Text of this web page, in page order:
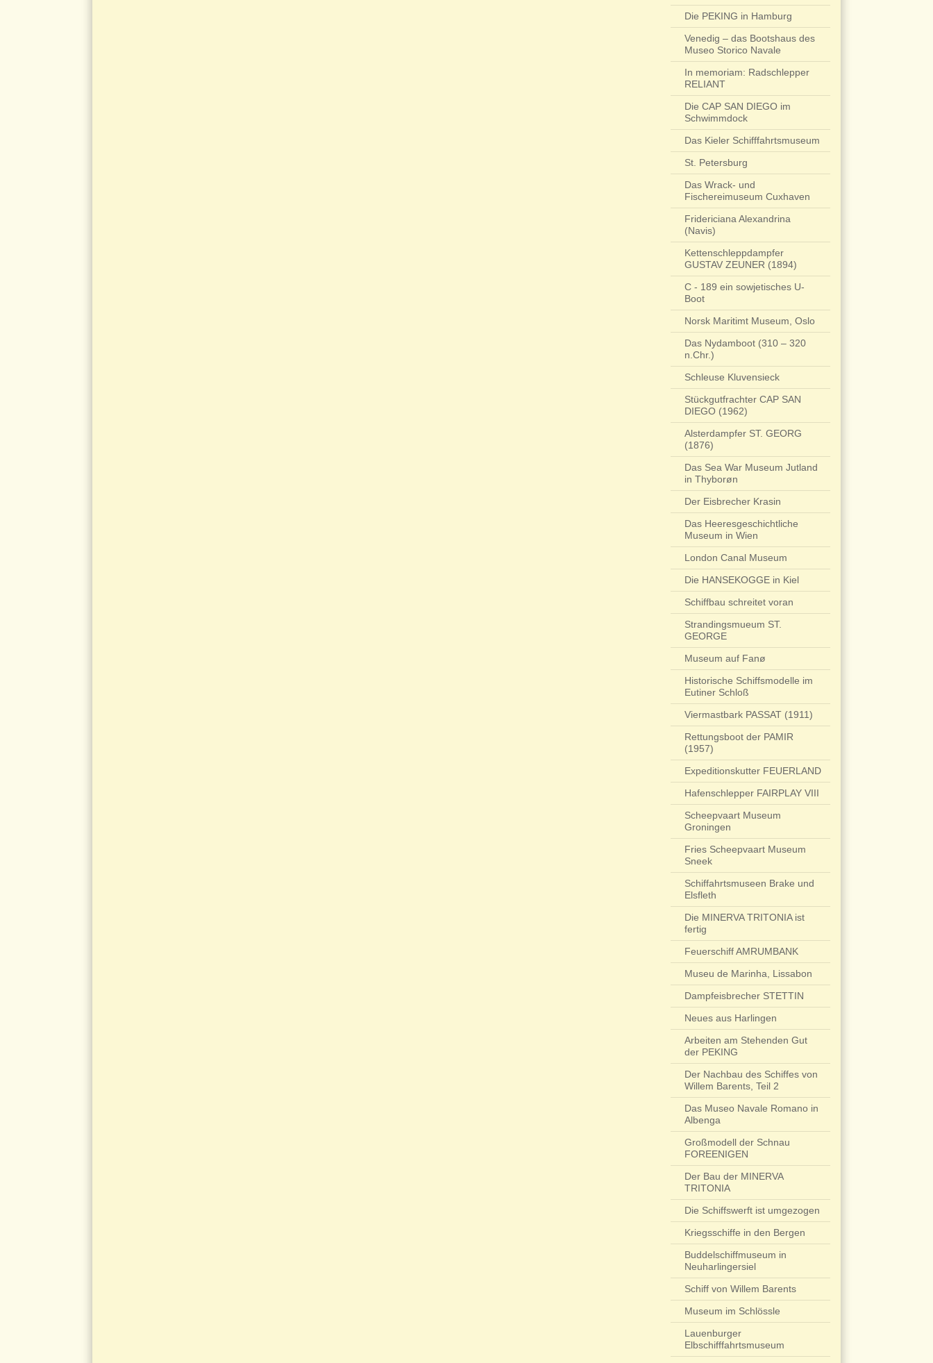
Die PEKING in Hamburg
Venedig – das Bootshaus des
Museo Storico Navale
In memoriam: Radschlepper
RELIANT
Die CAP SAN DIEGO im
Schwimmdock
Das Kieler Schifffahrtsmuseum
St. Petersburg
Das Wrack- und
Fischereimuseum Cuxhaven
Fridericiana Alexandrina
(Navis)
Kettenschleppdampfer
GUSTAV ZEUNER (1894)
C - 189 ein sowjetisches U-
Boot
Norsk Maritimt Museum, Oslo
Das Nydamboot (310 – 320
n.Chr.)
Schleuse Kluvensieck
Stückgutfrachter CAP SAN
DIEGO (1962)
Alsterdampfer ST. GEORG
(1876)
Das Sea War Museum Jutland
in Thyborøn
Der Eisbrecher Krasin
Das Heeresgeschichtliche
Museum in Wien
London Canal Museum
Die HANSEKOGGE in Kiel
Schiffbau schreitet voran
Strandingsmueum ST.
GEORGE
Museum auf Fanø
Historische Schiffsmodelle im
Eutiner Schloß
Viermastbark PASSAT (1911)
Rettungsboot der PAMIR
(1957)
Expeditionskutter FEUERLAND
Hafenschlepper FAIRPLAY VIII
Scheepvaart Museum
Groningen
Fries Scheepvaart Museum
Sneek
Schiffahrtsmuseen Brake und
Elsfleth
Die MINERVA TRITONIA ist
fertig
Feuerschiff AMRUMBANK
Museu de Marinha, Lissabon
Dampfeisbrecher STETTIN
Neues aus Harlingen
Arbeiten am Stehenden Gut
der PEKING
Der Nachbau des Schiffes von
Willem Barents, Teil 2
Das Museo Navale Romano in
Albenga
Großmodell der Schnau
FOREENIGEN
Der Bau der MINERVA
TRITONIA
Die Schiffswerft ist umgezogen
Kriegsschiffe in den Bergen
Buddelschiffmuseum in
Neuharlingersiel
Schiff von Willem Barents
Museum im Schlössle
Lauenburger
Elbschifffahrtsmuseum